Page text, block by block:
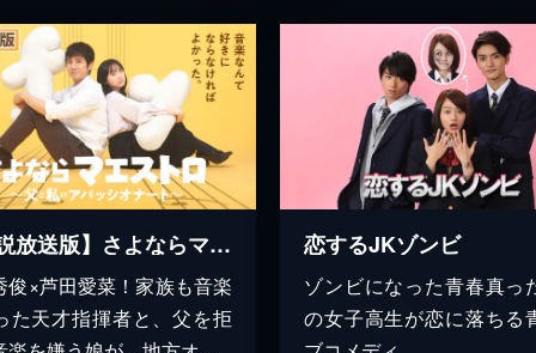
【解説放送版】さよならマエストロ～父と私のアパッシオナート～
俊×芦田愛菜！家族も音楽
た天才指揮者と、父を拒
恋するJKゾンビ
ゾンビになった青春真っ
の女子高生が恋に落ちる